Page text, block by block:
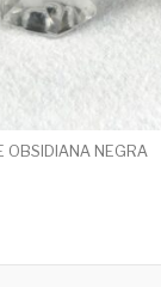
OBSIDIANA NEGRA